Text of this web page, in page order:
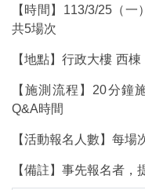
【時間】113/3/25（
共5場次
【地點】行政大樓 西棟
【施測流程】20分鐘
Q&A時間
【活動報名人數】每場
【備註】事先報名者，